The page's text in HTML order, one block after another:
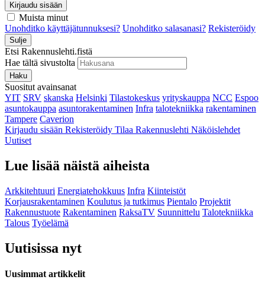
Kirjaudu sisään
Muista minut
Unohditko käyttäjätunnuksesi? Unohditko salasanasi? Rekisteröidy
Sulje
Etsi Rakennuslehti.fistä
Hae tältä sivustolta
Haku
Suositut avainsanat
YIT SRV skanska Helsinki Tilastokeskus yrityskauppa NCC Espoo
asuntokauppa asuntorakentaminen Infra talotekniikka rakentaminen
Tampere Caverion
Kirjaudu sisään Rekisteröidy Tilaa Rakennuslehti Näköislehdet
Uutiset
Lue lisää näistä aiheista
Arkkitehtuuri Energiatehokkuus Infra Kiinteistöt
Korjausrakentaminen Koulutus ja tutkimus Pientalo Projektit
Rakennustuote Rakentaminen RaksaTV Suunnittelu Talotekniikka
Talous Työelämä
Uutisissa nyt
Uusimmat artikkelit